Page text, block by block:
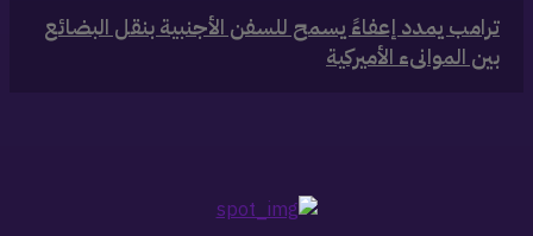
‏ترامب يمدد إعفاءً يسمح للسفن الأجنبية بنقل البضائع
بين الموانىء الأميركية